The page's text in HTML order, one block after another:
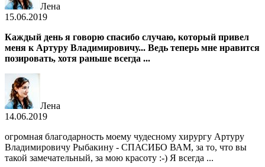
Лена
15.06.2019
Каждый день я говорю спасибо случаю, который привел
меня к Артуру Владимировичу... Ведь теперь мне нравится
позировать, хотя раньше всегда ...
Лена
14.06.2019
огромная благодарность моему чудесному хирургу Артуру
Владимировичу Рыбакину - СПАСИБО ВАМ, за то, что вы
такой замечательный, за мою красоту :-) Я всегда ...